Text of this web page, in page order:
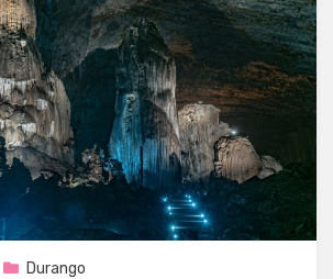
Durango